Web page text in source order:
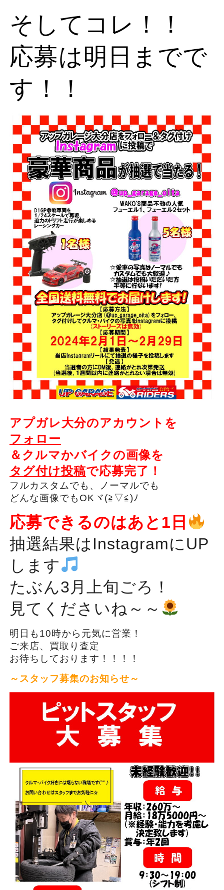
そしてコレ！！
応募は明日までで
す！！
アプガレ大分のアカウントを
フォロー
＆クルマかバイクの画像を
タグ付け投稿で応募完了！
フルカスタムでも、ノーマルでも
どんな画像でもOKヾ(≧▽≦)ﾉ
応募できるのはあと1日
抽選結果はInstagramにUP
します
たぶん3月上旬ごろ！
見てくださいね～～
明日も10時から元気に営業！
ご来店、買取り査定
お待ちしております！！！！
～スタッフ募集のお知らせ～